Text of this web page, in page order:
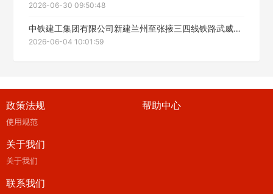
2026-06-30 09:50:48
中铁建工集团有限公司新建兰州至张掖三四线铁路武威至张掖段站房工程LZX-WZ-ZF标段防水工程劳务分包成交候选人公示
2026-06-04 10:01:59
政策法规
使用规范
帮助中心
关于我们
关于我们
联系我们